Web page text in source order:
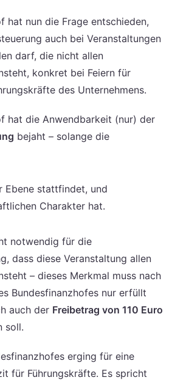
hat nun die Frage entschieden,
auch bei Veranstaltungen
darf, die nicht allen
konkret bei Feiern für
des Unternehmens.
hat die Anwendbarkeit (nur) der
bejaht – solange die
Ebene stattfindet, und
Charakter hat.
notwendig für die
dass diese Veranstaltung allen
– dieses Merkmal muss nach
Bundesfinanzhofes nur erfüllt
auch der Freibetrag von 110 Euro
soll.
erging für eine
für Führungskräfte. Es spricht